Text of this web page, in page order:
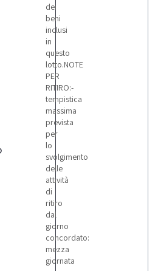
dei
beni
inclusi
in
questo
lotto.NOTE
PER
RITIRO:-
tempistica
massima
prevista
per
lo
svolgimento
delle
attività
di
ritiro
dal
giorno
concordato:
mezza
giornata